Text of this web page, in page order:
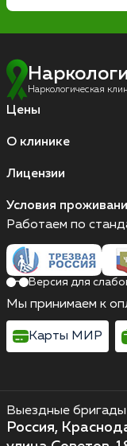
Наркологическая
Цены
О клинике
Лицензии
Условия
Выездные
Россия,
Работаем по
Версия для
Мы принимаем к
Карты МИР